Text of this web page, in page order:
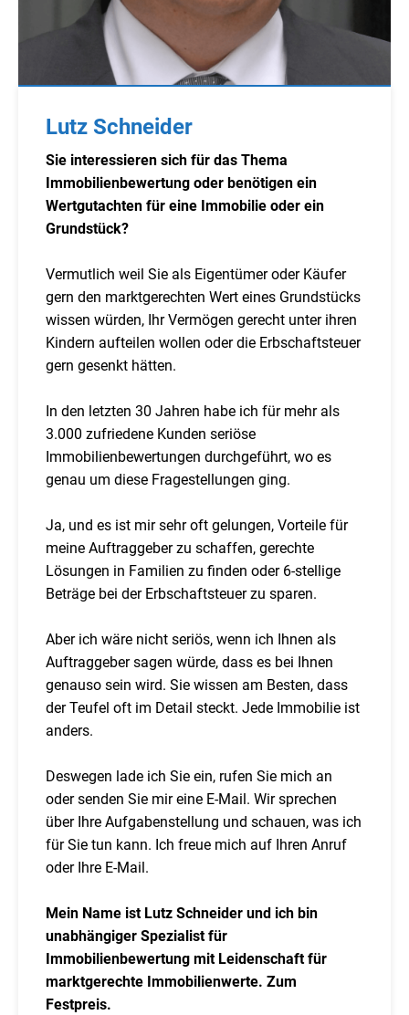
Lutz Schneider
Sie interessieren sich für das Thema
Immobilienbewertung oder benötigen ein
Wertgutachten für eine Immobilie oder ein
Grundstück?
Vermutlich weil Sie als Eigentümer oder Käufer
gern den marktgerechten Wert eines Grundstücks
wissen würden, Ihr Vermögen gerecht unter ihren
Kindern aufteilen wollen oder die Erbschaftsteuer
gern gesenkt hätten.
In den letzten 30 Jahren habe ich für mehr als
3.000 zufriedene Kunden seriöse
Immobilienbewertungen durchgeführt, wo es
genau um diese Fragestellungen ging.
Ja, und es ist mir sehr oft gelungen, Vorteile für
meine Auftraggeber zu schaffen, gerechte
Lösungen in Familien zu finden oder 6-stellige
Beträge bei der Erbschaftsteuer zu sparen.
Aber ich wäre nicht seriös, wenn ich Ihnen als
Auftraggeber sagen würde, dass es bei Ihnen
genauso sein wird. Sie wissen am Besten, dass
der Teufel oft im Detail steckt. Jede Immobilie ist
anders.
Deswegen lade ich Sie ein, rufen Sie mich an
oder senden Sie mir eine E-Mail. Wir sprechen
über Ihre Aufgabenstellung und schauen, was ich
für Sie tun kann. Ich freue mich auf Ihren Anruf
oder Ihre E-Mail.
Mein Name ist Lutz Schneider und ich bin
unabhängiger Spezialist für
Immobilienbewertung mit Leidenschaft für
marktgerechte Immobilienwerte. Zum
Festpreis.